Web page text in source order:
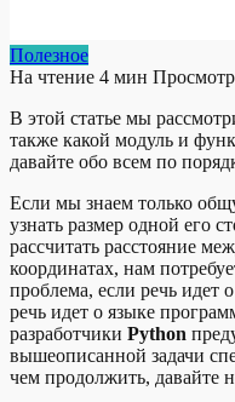
Полезное
На чтение 4 мин
В этой статье мы
также какой модуль и
давайте обо всем по
Если мы знаем только
узнать размер одной его
рассчитать расстояние
координатах, нам
проблема, если речь идет
речь идет о языке
разработчики Python
вышеописанной задачи
чем продолжить, давайте